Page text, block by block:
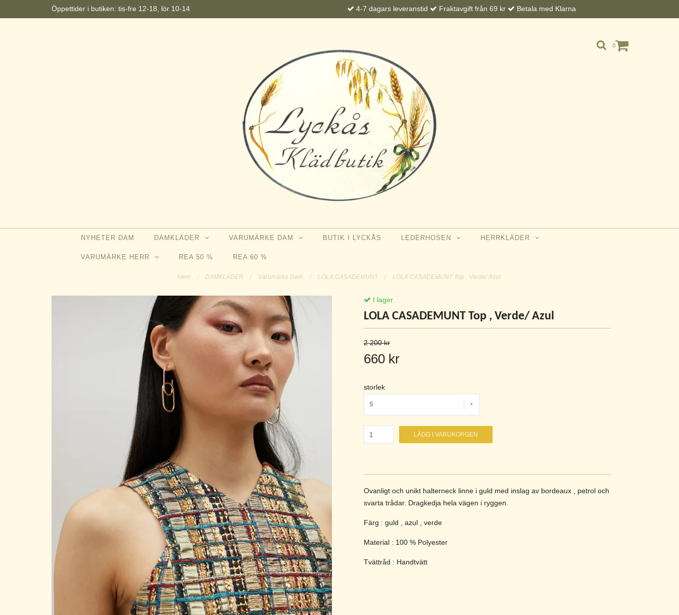
Öppettider i butiken: tis-fre 12-18, lör 10-14 4-7 dagars leveranstid Fraktavgift från 69 kr Betala med Klarna
0
NYHETER DAM DAMKLÄDER VARUMÄRKE DAM BUTIK I LYCKÅS LEDERHOSEN HERRKLÄDER
VARUMÄRKE HERR REA 50 % REA 60 %
Hem / DAMKLÄDER / Varumärke Dam / LOLA CASADEMUNT / LOLA CASADEMUNT Top , Verde/ Azul
I lager.
LOLA CASADEMUNT Top , Verde/ Azul
2 200 kr
660 kr
storlek
S
LÄGG I VARUKORGEN
Ovanligt och unikt halterneck linne i guld med inslag av bordeaux , petrol och
svarta trådar. Dragkedja hela vägen i ryggen.
Färg : guld , azul , verde
Material : 100 % Polyester
Tvättråd : Handtvätt